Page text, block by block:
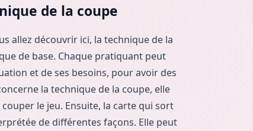
de la coupe
allez découvrir ici, la technique de la
de base. Chaque pratiquant peut
et de ses besoins, pour avoir des
la technique de la coupe, elle
le jeu. Ensuite, la carte qui sort
de différentes façons. Elle peut